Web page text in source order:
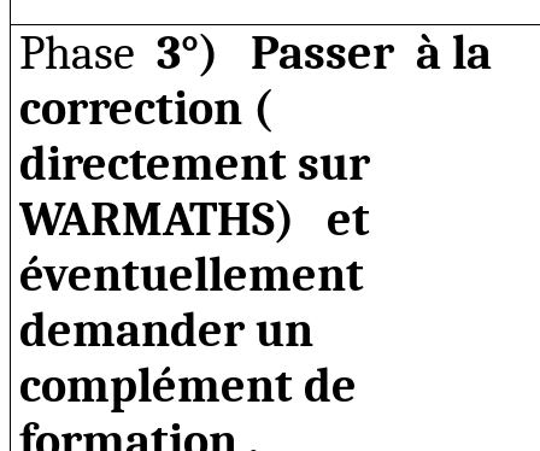
Phase 3°) Passer à la
correction (
directement sur
WARMATHS)
et
éventuellement
demander un
complément de